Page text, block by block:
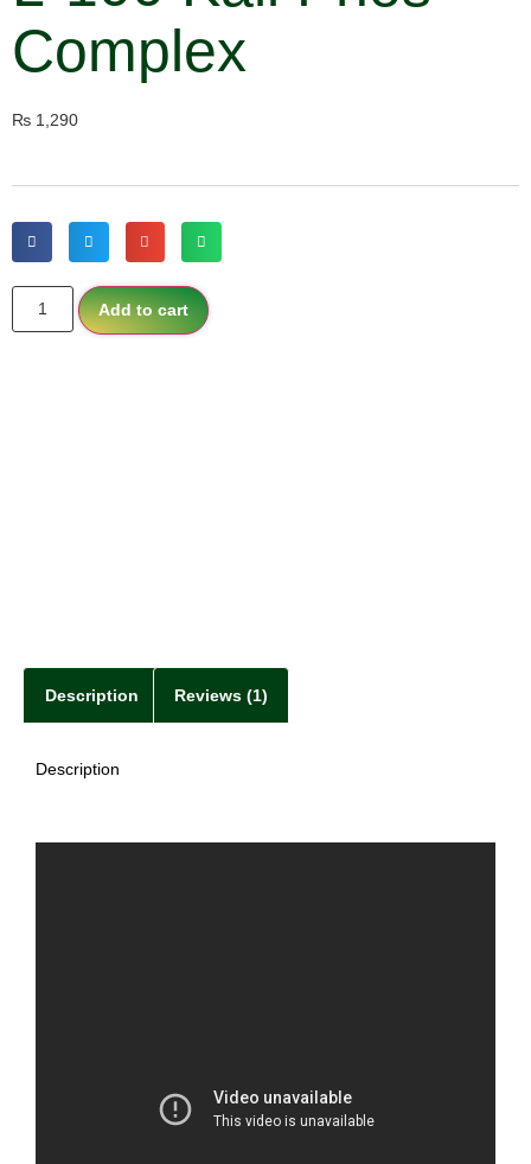
Complex
₨ 1,290
Add to cart
Description Reviews (1)
Description